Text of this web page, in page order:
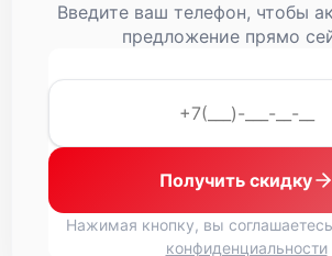
Замена дисплея (экрана)
Замена объективов с улучшением
Ремонт платы управления
Восстановление после попадания влаги
Замена шим контроллера
Введите ваш телефон, чтобы
предложение прямо
Получить скидку
Нажимая кнопку, вы
конфиденциальности